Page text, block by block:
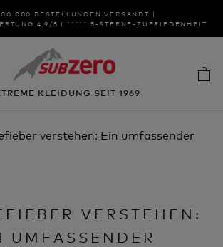
BESTELLUNGEN VERSANDT |
4,9/5 | ***** 5-STERNE-ZUFRIEDENHEIT
KLEIDUNG SEIT 1969
verstehen: Ein umfassender
VERSTEHEN:
UMFASSENDER